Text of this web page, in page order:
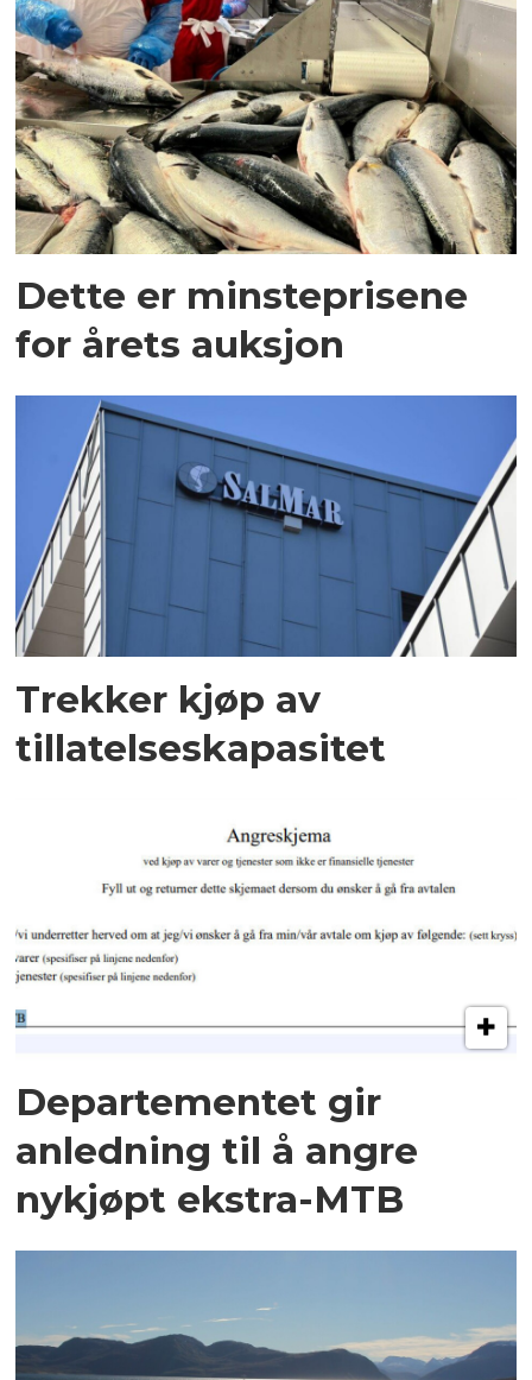
Dette er minsteprisene
for årets auksjon
Trekker kjøp av
tillatelseskapasitet
Departementet gir
anledning til å angre
nykjøpt ekstra-MTB